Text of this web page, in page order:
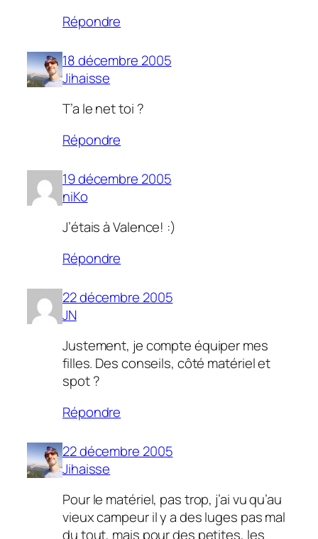
Répondre
18 décembre 2005
Jihaisse
T’a le net toi ?
Répondre
19 décembre 2005
niKo
J’étais à Valence! :)
Répondre
22 décembre 2005
JN
Justement, je compte équiper mes
filles. Des conseils, côté matériel et
spot ?
Répondre
22 décembre 2005
Jihaisse
Pour le matériel, pas trop, j’ai vu qu’au
vieux campeur il y a des luges pas mal
du tout, mais pour des petites, les